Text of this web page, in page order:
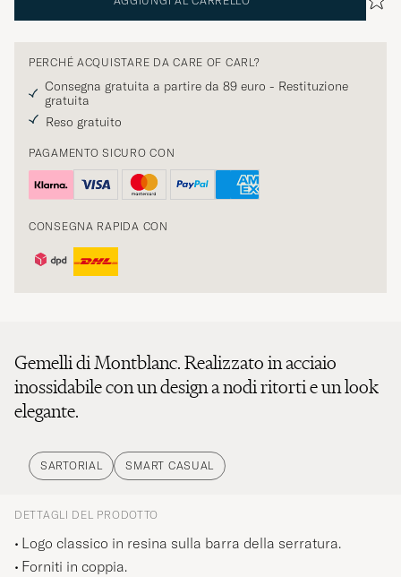
PERCHÉ ACQUISTARE DA CARE OF CARL?
Consegna gratuita a partire da 89 euro - Restituzione
gratuita
Reso gratuito
PAGAMENTO SICURO CON
CONSEGNA RAPIDA CON
Gemelli di Montblanc. Realizzato in acciaio
inossidabile con un design a nodi ritorti e un look
elegante.
SARTORIAL SMART CASUAL
DETTAGLI DEL PRODOTTO
Logo classico in resina sulla barra della serratura.
Forniti in coppia.